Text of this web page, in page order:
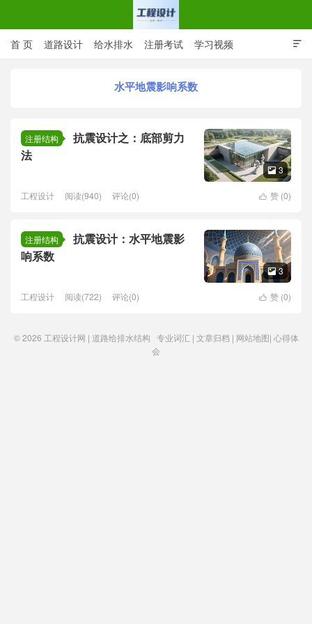

首 页 道路设计 给水排水 注册考试 学习视频
水平地震影响系数
注册结构
抗震设计之：底部剪力
法
 3
 赞 (0)
工程设计 阅读(940) 评论(0)
注册结构
抗震设计：水平地震影
响系数
 3
 赞 (0)
工程设计 阅读(722) 评论(0)
© 2026 工程设计网 | 道路给排水结构 专业词汇 | 文章归档 | 网站地图| 心得体
会